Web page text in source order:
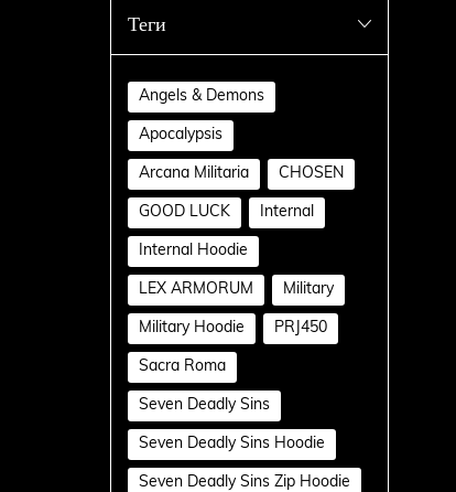
Теги
Angels & Demons
Apocalypsis
Arcana Militaria CHOSEN
GOOD LUCK Internal
Internal Hoodie
LEX ARMORUM Military
Military Hoodie PRJ450
Sacra Roma
Seven Deadly Sins
Seven Deadly Sins Hoodie
Seven Deadly Sins Zip Hoodie